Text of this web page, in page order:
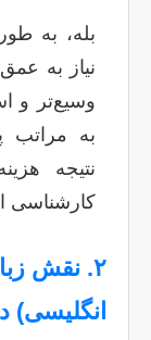
بله، به
نیاز به
وسیع‌تر و
به مراتب
نتیجه
کارشناسی
۲. نقش